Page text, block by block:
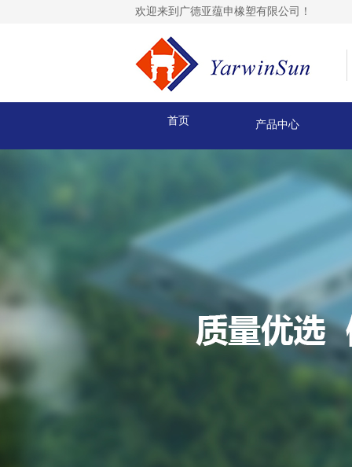
欢迎来到广德亚蕴申橡塑有限公司！
首页 产品中心